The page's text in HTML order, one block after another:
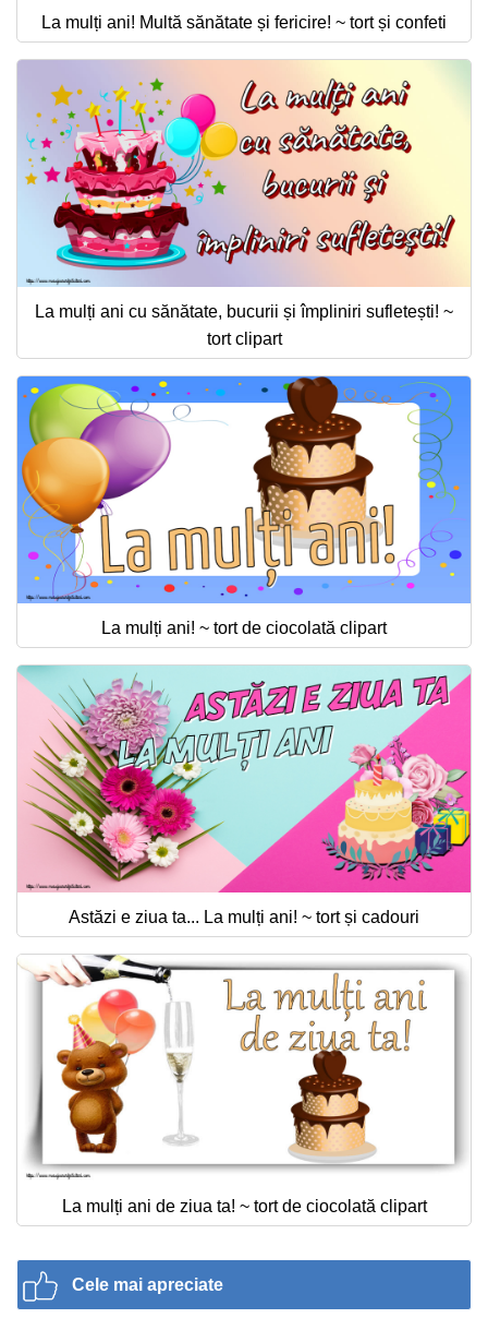
La mulți ani! Multă sănătate și fericire! ~ tort și confeti
La mulți ani cu sănătate, bucurii și împliniri sufletești! ~
tort clipart
La mulți ani! ~ tort de ciocolată clipart
Astăzi e ziua ta... La mulți ani! ~ tort și cadouri
La mulți ani de ziua ta! ~ tort de ciocolată clipart
Cele mai apreciate